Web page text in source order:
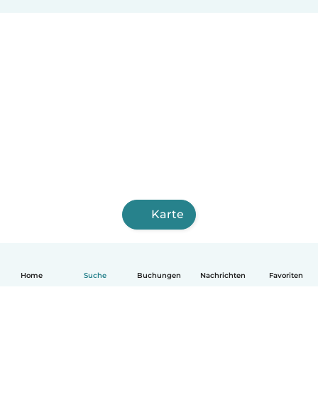
Home Suche Buchungen Nachrichten Favoriten
Karte